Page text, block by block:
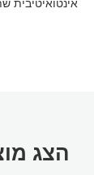
אינטואיטיבית
הצג